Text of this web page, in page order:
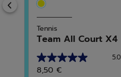
Previous
Tennis
Team All Court X4
5.0
5.0
8,50 €